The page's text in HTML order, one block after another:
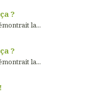
?
la...
?
la...